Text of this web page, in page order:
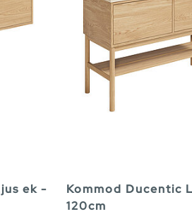
ek -
Kommod Ducentic
120cm